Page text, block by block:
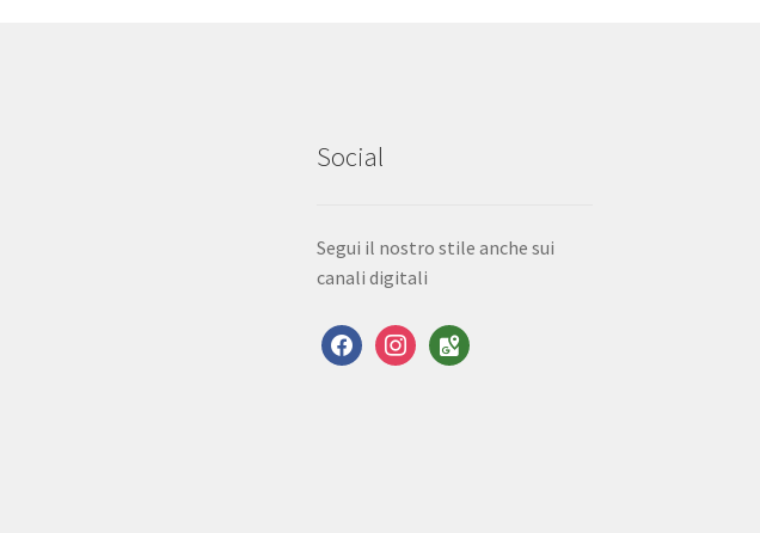
Social
Segui il nostro stile anche sui
canali digitali
facebookinstagram
google-
maps